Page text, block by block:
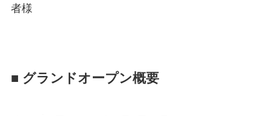
者様
■ グランドオープン概要